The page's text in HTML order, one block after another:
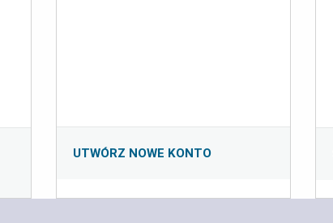
UTWÓRZ NOWE KONTO